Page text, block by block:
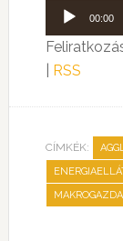
Audió
lejátszó
00:00
RSS
CÍMKÉK: